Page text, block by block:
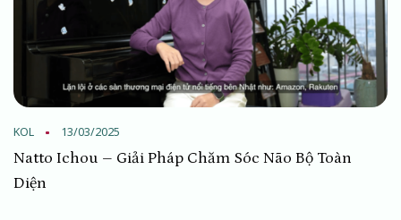
KOL 13/03/2025
Natto Ichou – Giải Pháp Chăm Sóc Não Bộ Toàn
Diện